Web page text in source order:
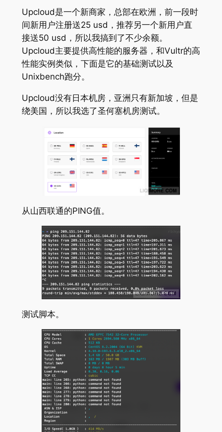
Upcloud是一个新商家，总部在欧洲，前一段时
间新用户注册送25 usd，推荐另一个新用户直
接送50 usd，所以我搞到了不少余额。
Upcloud主要提供高性能的服务器，和Vultr的高
性能实例类似，下面是它的基础测试以及
Unixbench跑分。
Upcloud没有日本机房，亚洲只有新加坡，但是
绕美国，所以我选了圣何塞机房测试。
从山西联通的PING值。
测试脚本。